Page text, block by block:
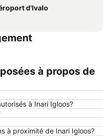
d'Ivalo
à propos de
à Inari Igloos?
à proximité de Inari Igloos?